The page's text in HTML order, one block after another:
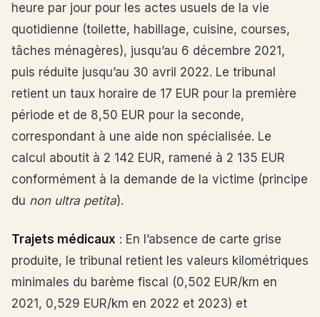
heure par jour pour les actes usuels de la vie
quotidienne (toilette, habillage, cuisine, courses,
tâches ménagères), jusqu’au 6 décembre 2021,
puis réduite jusqu’au 30 avril 2022. Le tribunal
retient un taux horaire de 17 EUR pour la première
période et de 8,50 EUR pour la seconde,
correspondant à une aide non spécialisée. Le
calcul aboutit à 2 142 EUR, ramené à 2 135 EUR
conformément à la demande de la victime (principe
du non ultra petita).
Trajets médicaux : En l’absence de carte grise
produite, le tribunal retient les valeurs kilométriques
minimales du barème fiscal (0,502 EUR/km en
2021, 0,529 EUR/km en 2022 et 2023) et